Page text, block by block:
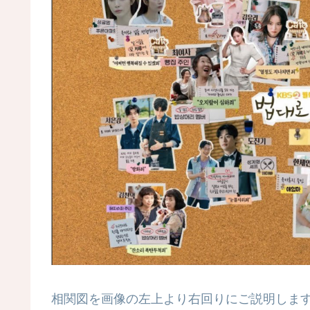
相関図を画像の左上より右回りにご説明しま